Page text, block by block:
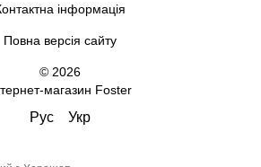
інформація
Повна версія сайту
© 2026
магазин Foster
Рус Укр